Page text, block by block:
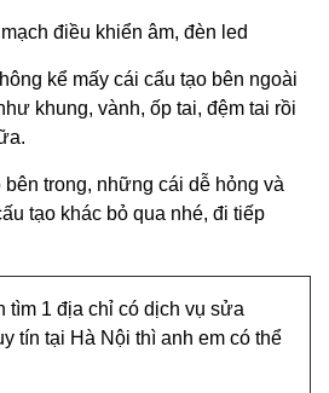
mạch điều khiển âm, đèn led
kể mấy cái cấu tạo bên ngoài
khung, vành, ốp tai, đệm tai rồi
bên trong, những cái dễ hỏng và
tạo khác bỏ qua nhé, đi tiếp
tìm 1 địa chỉ có dịch vụ sửa
tín tại Hà Nội thì anh em có thể